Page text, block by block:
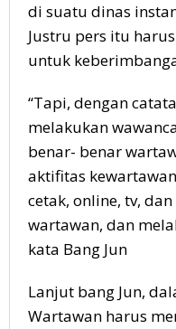
di suatu dinas
Justru pers itu
untuk
“Tapi, dengan
melakukan
benar- benar
aktifitas
cetak, online, tv,
wartawan, dan
kata Bang Jun
Lanjut bang Jun,
Wartawan harus